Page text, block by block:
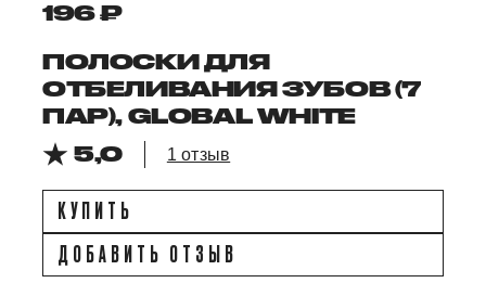
196 ₽
ПОЛОСКИ ДЛЯ
ОТБЕЛИВАНИЯ ЗУБОВ (7
ПАР), GLOBAL WHITE
5,0
1 отзыв
КУПИТЬ
ДОБАВИТЬ ОТЗЫВ